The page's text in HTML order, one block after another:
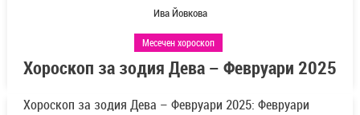
Ива Йовкова
Месечен хороскоп
Хороскоп за зодия Дева – Февруари 2025
Хороскоп за зодия Дева – Февруари 2025: Февруари